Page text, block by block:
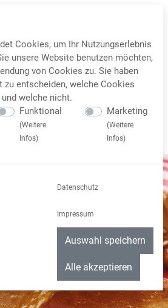
Cookies, um Ihr Nutzungserlebnis
unsere Website benutzen möchten,
von Cookies zu. Sie haben
entscheiden, welche Cookies
welche nicht.
Funktional
(Weitere
Infos)
Marketing
(Weitere
Infos)
Datenschutz
Impressum
Auswahl speichern
Alle akzeptieren